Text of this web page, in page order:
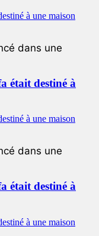
dans une
était destiné à
dans une
était destiné à